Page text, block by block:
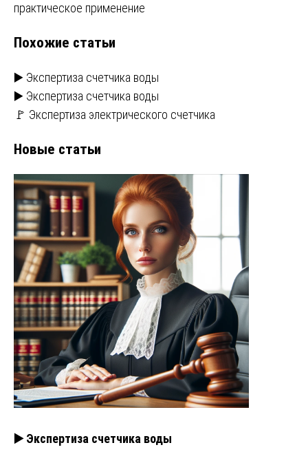
практическое применение
Похожие статьи
▶️ Экспертиза счетчика воды
▶️ Экспертиза счетчика воды
🚩 Экспертиза электрического счетчика
Новые статьи
▶️ Экспертиза счетчика воды